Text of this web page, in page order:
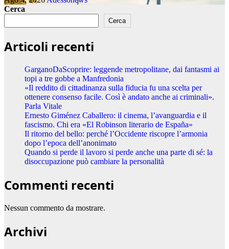
Cerca
Cerca
Articoli recenti
GarganoDaScoprire: leggende metropolitane, dai fantasmi ai
topi a tre gobbe a Manfredonia
«Il reddito di cittadinanza sulla fiducia fu una scelta per
ottenere consenso facile. Così è andato anche ai criminali».
Parla Vitale
Ernesto Giménez Caballero: il cinema, l’avanguardia e il
fascismo. Chi era «El Robinson literario de España»
Il ritorno del bello: perché l’Occidente riscopre l’armonia
dopo l’epoca dell’anonimato
Quando si perde il lavoro si perde anche una parte di sé: la
disoccupazione può cambiare la personalità
Commenti recenti
Nessun commento da mostrare.
Archivi